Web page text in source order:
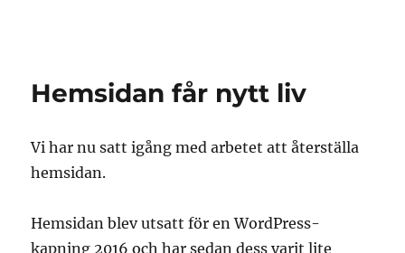
Hemsidan får nytt liv
Vi har nu satt igång med arbetet att återställa
hemsidan.
Hemsidan blev utsatt för en WordPress-
kapning 2016 och har sedan dess varit lite